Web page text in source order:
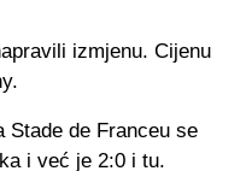
izmjenu. Cijenu
Stade de Franceu se
i već je 2:0 i tu.